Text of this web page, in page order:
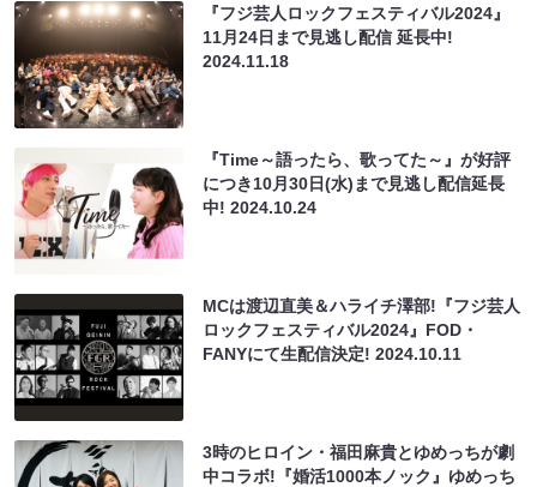
『フジ芸人ロックフェスティバル2024』
11月24日まで見逃し配信 延長中!
2024.11.18
『Time～語ったら、歌ってた～』が好評
につき10月30日(水)まで見逃し配信延長
中!2024.10.24
MCは渡辺直美＆ハライチ澤部!『フジ芸人
ロックフェスティバル2024』FOD・
FANYにて生配信決定!2024.10.11
3時のヒロイン・福田麻貴とゆめっちが劇
中コラボ!『婚活1000本ノック』ゆめっち